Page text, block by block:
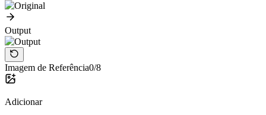
Output
Imagem de Referência0/8
Adicionar